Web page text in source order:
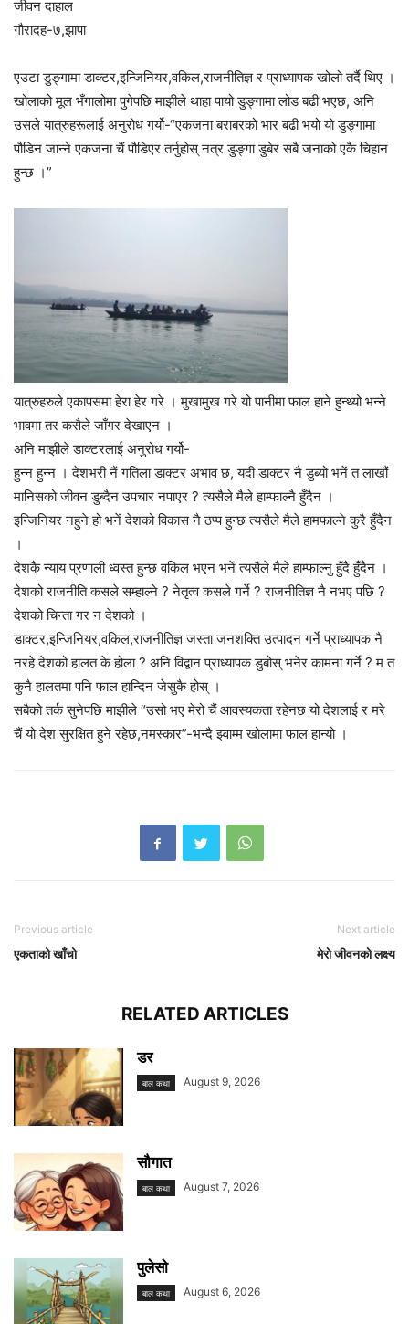
जीवन दाहाल
गौरादह-७,झापा
एउटा डुङ्गामा डाक्टर,इन्जिनियर,वकिल,राजनीतिज्ञ र प्राध्यापक खोलो तर्दै थिए ।
खोलाको मूल भँगालोमा पुगेपछि माझीले थाहा पायो डुङ्गामा लोड बढी भएछ, अनि
उसले यात्रुहरूलाई अनुरोध गर्यो-“एकजना बराबरको भार बढी भयो यो डुङ्गामा
पौडिन जान्ने एकजना चैं पौडिएर तर्नुहोस् नत्र डुङ्गा डुबेर सबै जनाको एकै चिहान
हुन्छ ।”
यात्रुहरुले एकापसमा हेरा हेर गरे । मुखामुख गरे यो पानीमा फाल हाने हुन्थ्यो भन्ने
भावमा तर कसैले जाँगर देखाएन ।
अनि माझीले डाक्टरलाई अनुरोध गर्यो-
हुन्न हुन्न । देशभरी नैं गतिला डाक्टर अभाव छ, यदी डाक्टर नै डुब्यो भनें त लाखौं
मानिसको जीवन डुब्दैन उपचार नपाएर ? त्यसैले मैले हाम्फाल्नै हुँदैन ।
इन्जिनियर नहुने हो भनें देशको विकास नै ठप्प हुन्छ त्यसैले मैले हामफाल्ने कुरै हुँदैन
।
देशकै न्याय प्रणाली ध्वस्त हुन्छ वकिल भएन भनें त्यसैले मैले हाम्फाल्नु हुँदै हुँदैन ।
देशको राजनीति कसले सम्हाल्ने ? नेतृत्व कसले गर्ने ? राजनीतिज्ञ नै नभए पछि ?
देशको चिन्ता गर न देशको ।
डाक्टर,इन्जिनियर,वकिल,राजनीतिज्ञ जस्ता जनशक्ति उत्पादन गर्ने प्राध्यापक नै
नरहे देशको हालत के होला ? अनि विद्वान प्राध्यापक डुबोस् भनेर कामना गर्ने ? म त
कुनै हालतमा पनि फाल हान्दिन जेसुकै होस् ।
सबैको तर्क सुनेपछि माझीले “उसो भए मेरो चैं आवस्यकता रहेनछ यो देशलाई र मरे
चैं यो देश सुरक्षित हुने रहेछ,नमस्कार”-भन्दै झ्वाम्म खोलामा फाल हान्यो ।
Previous article
एकताको खाँचो
Next article
मेराे जीवनकाे लक्ष्य
RELATED ARTICLES
डर
बाल कथा August 9, 2026
सौगात
बाल कथा August 7, 2026
पुलेसो
बाल कथा August 6, 2026